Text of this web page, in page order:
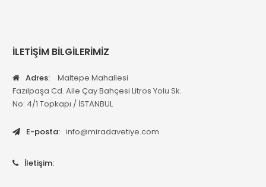
İLETİŞİM BİLGİLERİMİZ
Adres:
Maltepe Mahallesi
Fazılpaşa Cd. Aile Çay Bahçesi Litros Yolu Sk.
No: 4/1 Topkapı / İSTANBUL
E-posta: info@miradavetiye.com
İletişim: